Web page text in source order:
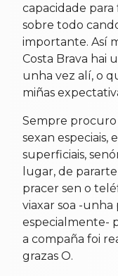
capacidade
sobre todo
importante. Así
Costa Brava hai
unha vez alí, o
miñas
Sempre procuro
sexan especiais,
superficiais,
lugar, de
pracer sen o
viaxar soa -
especialmente-
a compaña foi
grazas O.